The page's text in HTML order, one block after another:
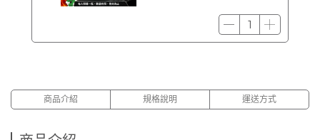
商品介紹 規格說明 運送方式